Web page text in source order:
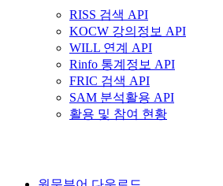
RISS 검색 API
KOCW 강의정보 API
WILL 연계 API
Rinfo 통계정보 API
FRIC 검색 API
SAM 분석활용 API
활용 및 참여 현황